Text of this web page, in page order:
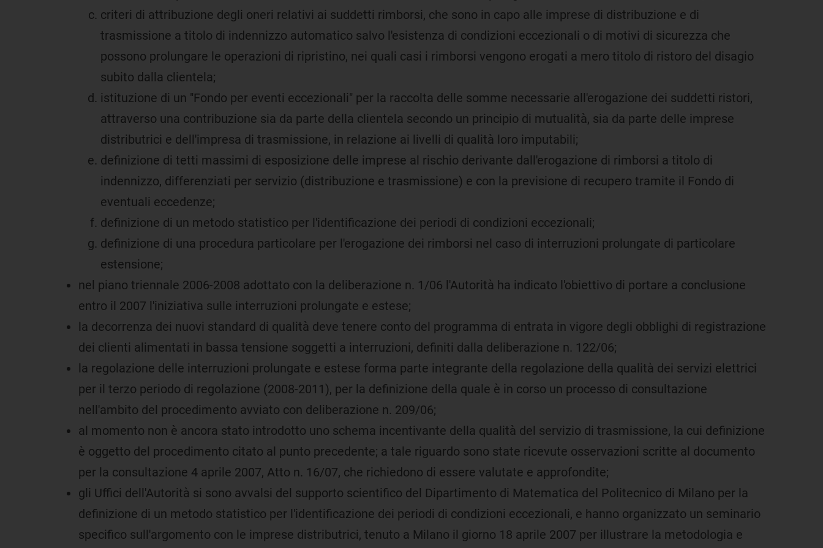
criteri di attribuzione degli oneri relativi ai suddetti rimborsi, che sono in capo alle imprese di distribuzione e di
trasmissione a titolo di indennizzo automatico salvo l'esistenza di condizioni eccezionali o di motivi di sicurezza che
possono prolungare le operazioni di ripristino, nei quali casi i rimborsi vengono erogati a mero titolo di ristoro del disagio
subito dalla clientela;
istituzione di un "Fondo per eventi eccezionali" per la raccolta delle somme necessarie all'erogazione dei suddetti ristori,
attraverso una contribuzione sia da parte della clientela secondo un principio di mutualità, sia da parte delle imprese
distributrici e dell'impresa di trasmissione, in relazione ai livelli di qualità loro imputabili;
definizione di tetti massimi di esposizione delle imprese al rischio derivante dall'erogazione di rimborsi a titolo di
indennizzo, differenziati per servizio (distribuzione e trasmissione) e con la previsione di recupero tramite il Fondo di
eventuali eccedenze;
definizione di un metodo statistico per l'identificazione dei periodi di condizioni eccezionali;
definizione di una procedura particolare per l'erogazione dei rimborsi nel caso di interruzioni prolungate di particolare
estensione;
nel piano triennale 2006-2008 adottato con la deliberazione n. 1/06 l'Autorità ha indicato l'obiettivo di portare a conclusione
entro il 2007 l'iniziativa sulle interruzioni prolungate e estese;
la decorrenza dei nuovi standard di qualità deve tenere conto del programma di entrata in vigore degli obblighi di registrazione
dei clienti alimentati in bassa tensione soggetti a interruzioni, definiti dalla deliberazione n. 122/06;
la regolazione delle interruzioni prolungate e estese forma parte integrante della regolazione della qualità dei servizi elettrici
per il terzo periodo di regolazione (2008-2011), per la definizione della quale è in corso un processo di consultazione
nell'ambito del procedimento avviato con deliberazione n. 209/06;
al momento non è ancora stato introdotto uno schema incentivante della qualità del servizio di trasmissione, la cui definizione
è oggetto del procedimento citato al punto precedente; a tale riguardo sono state ricevute osservazioni scritte al documento
per la consultazione 4 aprile 2007, Atto n. 16/07, che richiedono di essere valutate e approfondite;
gli Uffici dell'Autorità si sono avvalsi del supporto scientifico del Dipartimento di Matematica del Politecnico di Milano per la
definizione di un metodo statistico per l'identificazione dei periodi di condizioni eccezionali, e hanno organizzato un seminario
specifico sull'argomento con le imprese distributrici, tenuto a Milano il giorno 18 aprile 2007 per illustrare la metodologia e